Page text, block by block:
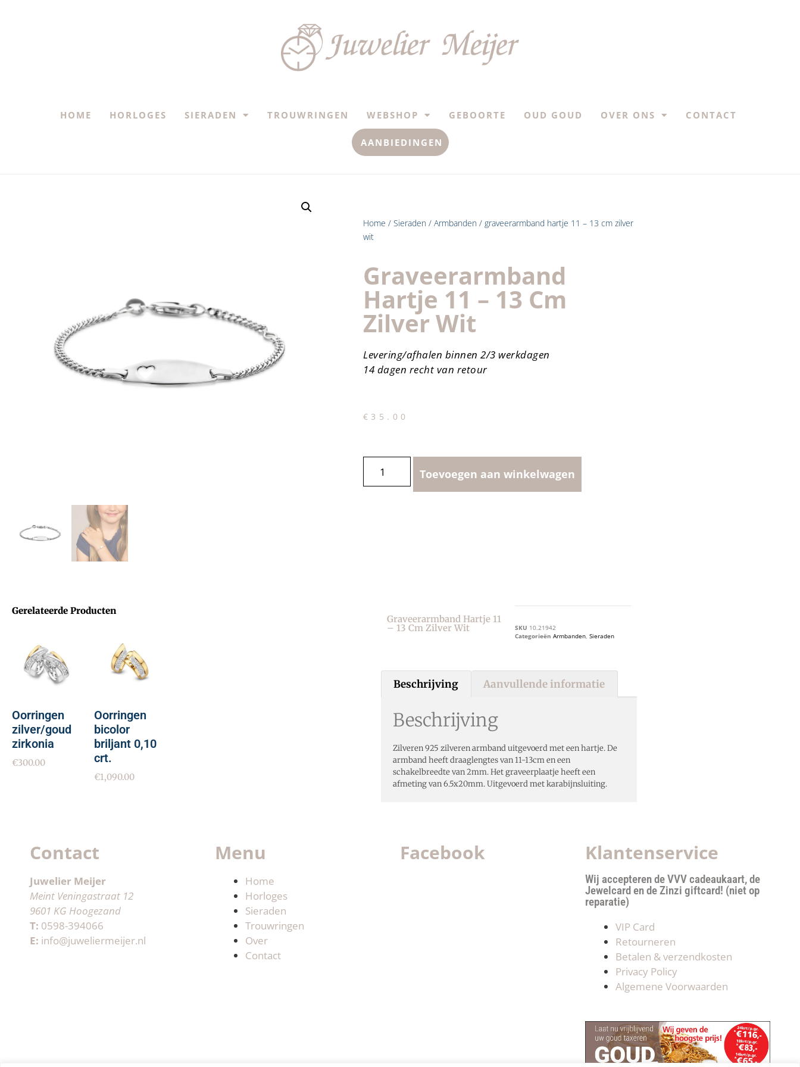
HOME HORLOGES SIERADEN TROUWRINGEN WEBSHOP GEBOORTE OUD GOUD OVER ONS CONTACT
AANBIEDINGEN
Home / Sieraden / Armbanden / graveerarmband hartje 11 – 13 cm zilver
wit
Graveerarmband
Hartje 11 – 13 Cm
Zilver Wit
Levering/afhalen binnen 2/3 werkdagen
14 dagen recht van retour
€ 35.00
Toevoegen aan winkelwagen
Gerelateerde Producten
Oorringen
zilver/goud
zirkonia
€300.00
Oorringen
bicolor
briljant 0,10
crt.
€1,090.00
Graveerarmband Hartje 11
– 13 Cm Zilver Wit SKU 10.21942
Categorieën Armbanden, Sieraden
Beschrijving Aanvullende informatie
Beschrijving
Zilveren 925 zilveren armband uitgevoerd met een hartje. De
armband heeft draaglengtes van 11-13cm en een
schakelbreedte van 2mm. Het graveerplaatje heeft een
afmeting van 6.5x20mm. Uitgevoerd met karabijnsluiting.
Contact
Juwelier Meijer
Meint Veningastraat 12
9601 KG Hoogezand
T: 0598-394066
E: info@juweliermeijer.nl
Menu
Home
Horloges
Sieraden
Trouwringen
Over
Contact
Facebook Klantenservice
Wij accepteren de VVV cadeaukaart, de
Jewelcard en de Zinzi giftcard! (niet op
reparatie)
VIP Card
Retourneren
Betalen & verzendkosten
Privacy Policy
Algemene Voorwaarden